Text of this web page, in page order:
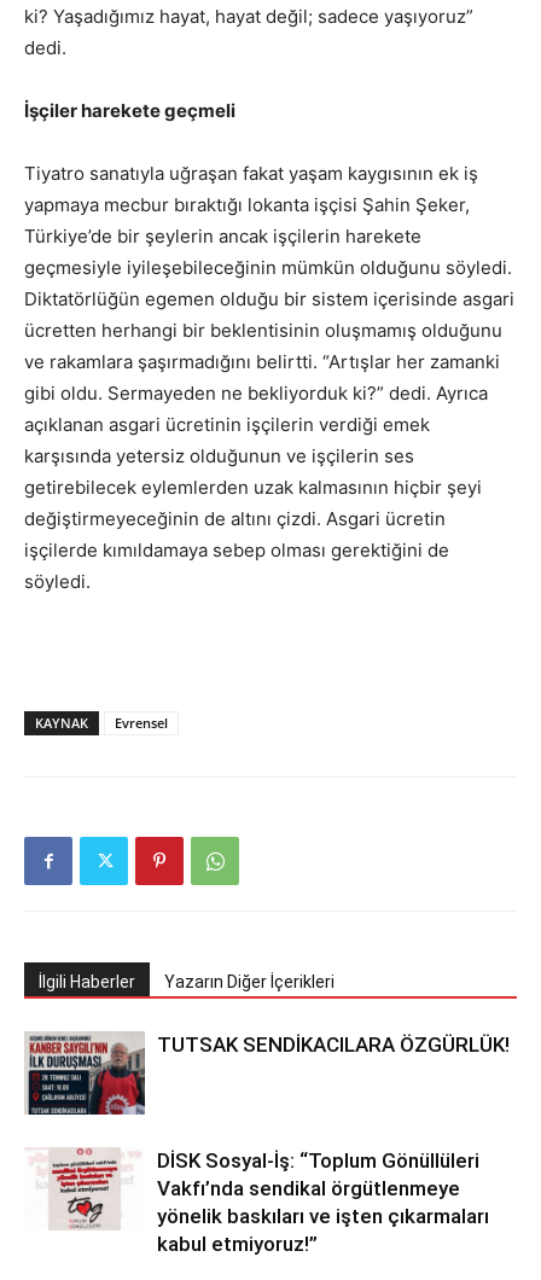
ki? Yaşadığımız hayat, hayat değil; sadece yaşıyoruz”
dedi.
İşçiler harekete geçmeli
Tiyatro sanatıyla uğraşan fakat yaşam kaygısının ek iş
yapmaya mecbur bıraktığı lokanta işçisi Şahin Şeker,
Türkiye’de bir şeylerin ancak işçilerin harekete
geçmesiyle iyileşebileceğinin mümkün olduğunu söyledi.
Diktatörlüğün egemen olduğu bir sistem içerisinde asgari
ücretten herhangi bir beklentisinin oluşmamış olduğunu
ve rakamlara şaşırmadığını belirtti. “Artışlar her zamanki
gibi oldu. Sermayeden ne bekliyorduk ki?” dedi. Ayrıca
açıklanan asgari ücretinin işçilerin verdiği emek
karşısında yetersiz olduğunun ve işçilerin ses
getirebilecek eylemlerden uzak kalmasının hiçbir şeyi
değiştirmeyeceğinin de altını çizdi. Asgari ücretin
işçilerde kımıldamaya sebep olması gerektiğini de
söyledi.
KAYNAK Evrensel
İlgili Haberler Yazarın Diğer İçerikleri
TUTSAK SENDİKACILARA ÖZGÜRLÜK!
DİSK Sosyal-İş: “Toplum Gönüllüleri
Vakfı’nda sendikal örgütlenmeye
yönelik baskıları ve işten çıkarmaları
kabul etmiyoruz!”